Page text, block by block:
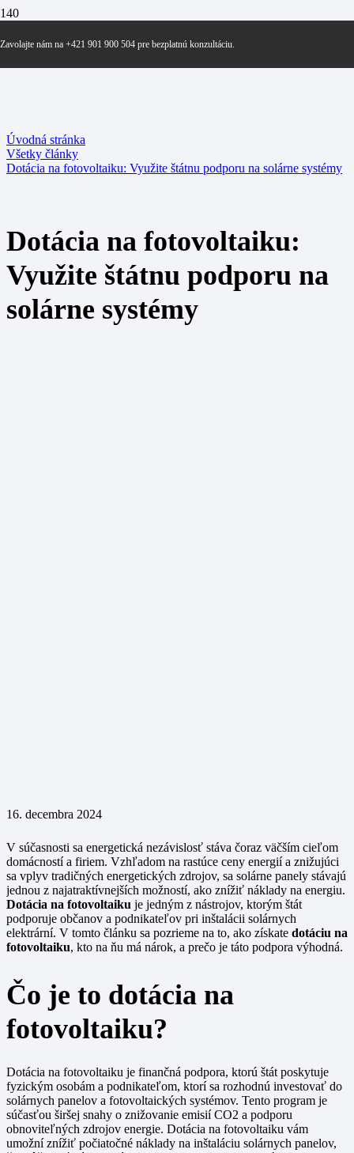
Zavolajte nám na +421 901 900 504 pre bezplatnú konzultáciu.
Úvodná stránka
Všetky články
Dotácia na fotovoltaiku: Využite štátnu podporu na solárne systémy
Dotácia na fotovoltaiku:
Využite štátnu podporu na
solárne systémy
16. decembra 2024
V súčasnosti sa energetická nezávislosť stáva čoraz väčším cieľom
domácností a firiem. Vzhľadom na rastúce ceny energií a znižujúci
sa vplyv tradičných energetických zdrojov, sa solárne panely stávajú
jednou z najatraktívnejších možností, ako znížiť náklady na energiu.
Dotácia na fotovoltaiku je jedným z nástrojov, ktorým štát
podporuje občanov a podnikateľov pri inštalácii solárnych
elektrární. V tomto článku sa pozrieme na to, ako získate dotáciu na
fotovoltaiku, kto na ňu má nárok, a prečo je táto podpora výhodná.
Čo je to dotácia na
fotovoltaiku?
Dotácia na fotovoltaiku je finančná podpora, ktorú štát poskytuje
fyzickým osobám a podnikateľom, ktorí sa rozhodnú investovať do
solárnych panelov a fotovoltaických systémov. Tento program je
súčasťou širšej snahy o znižovanie emisií CO2 a podporu
obnoviteľných zdrojov energie. Dotácia na fotovoltaiku vám
umožní znížiť počiatočné náklady na inštaláciu solárnych panelov,